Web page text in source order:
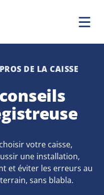
DE LA CAISSE
votre caisse,
une installation,
et éviter les erreurs au
sans blabla.